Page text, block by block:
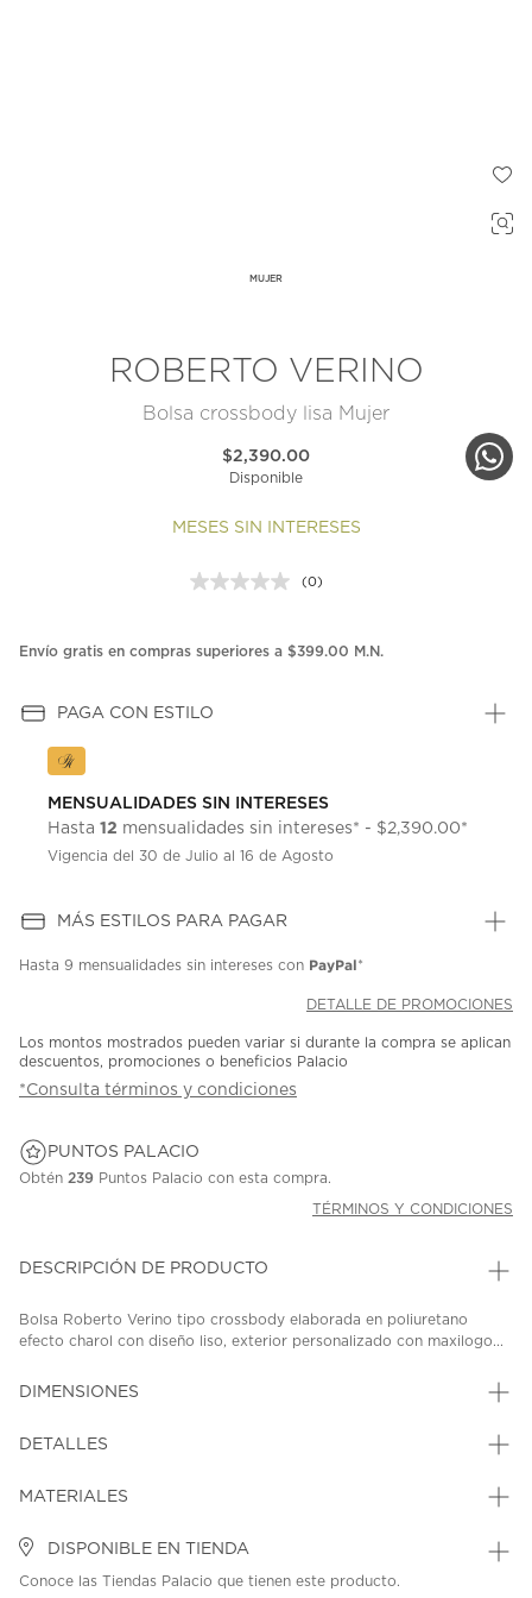
MUJER
ROBERTO VERINO
Bolsa crossbody lisa Mujer
$2,390.00
Disponible
MESES SIN INTERESES
Sin
en
(0)
Envío gratis en compras superiores a $399.00 M.N.
PAGA CON ESTILO
MENSUALIDADES SIN INTERESES
Hasta 12 mensualidades sin intereses* - $2,390.00*
Vigencia del 30 de Julio al 16 de Agosto
MÁS ESTILOS PARA PAGAR
Hasta 9 mensualidades sin intereses con PayPal*
DETALLE DE PROMOCIONES
Los montos mostrados pueden variar si durante la compra se aplican
descuentos, promociones o beneficios Palacio
*Consulta términos y condiciones
PUNTOS PALACIO
Obtén 239 Puntos Palacio con esta compra.
TÉRMINOS Y CONDICIONES
DESCRIPCIÓN DE PRODUCTO
Bolsa Roberto Verino tipo crossbody elaborada en poliuretano
efecto charol con diseño liso, exterior personalizado con maxilogo...
DIMENSIONES
DETALLES
MATERIALES
DISPONIBLE EN TIENDA
Conoce las Tiendas Palacio que tienen este producto.